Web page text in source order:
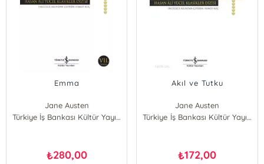
Emma
Jane Austen
Türkiye İş Bankası Kültür Yayınları
₺280,00
Akıl ve Tutku
Jane Austen
Türkiye İş Bankası Kültür Yayınları
₺172,00